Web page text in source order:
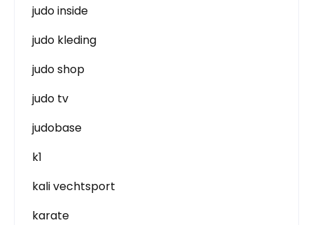
judo inside
judo kleding
judo shop
judo tv
judobase
k1
kali vechtsport
karate